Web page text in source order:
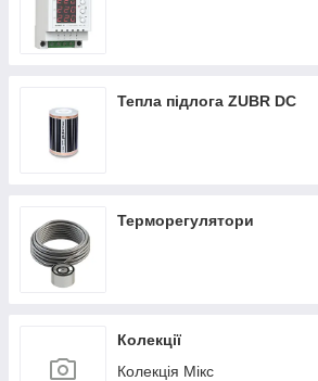
Тепла підлога ZUBR DC
Терморегулятори
Колекції
Колекція Мікс